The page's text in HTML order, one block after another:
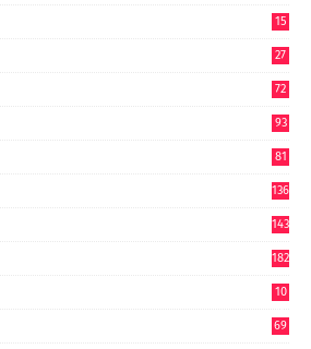
15
27
72
93
81
136
143
182
10
69